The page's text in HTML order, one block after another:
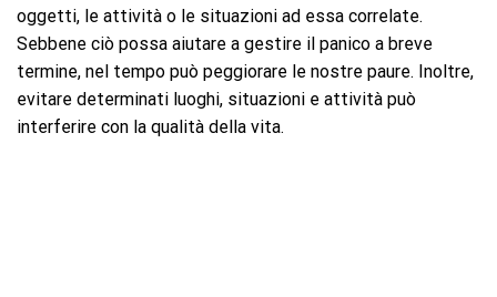
oggetti, le attività o le situazioni ad essa correlate.
Sebbene ciò possa aiutare a gestire il panico a breve
termine, nel tempo può peggiorare le nostre paure. Inoltre,
evitare determinati luoghi, situazioni e attività può
interferire con la qualità della vita.